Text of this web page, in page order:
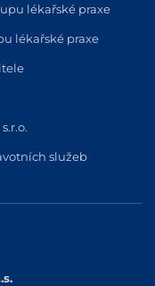
lékařské praxe
lékařské praxe
služeb